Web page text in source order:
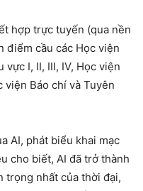
hợp trực tuyến (qua nền
điểm cầu các Học viện
I, II, III, IV, Học viện
viện Báo chí và Tuyên
AI, phát biểu khai mạc
cho biết, AI đã trở thành
trọng nhất của thời đại,